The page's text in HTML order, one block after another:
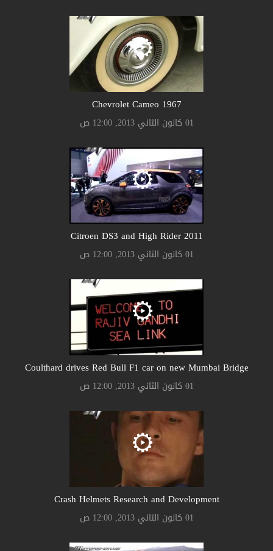
Chevrolet Cameo 1967
01 كانون الثاني 2013, 12:00 ص
Citroen DS3 and High Rider 2011
01 كانون الثاني 2013, 12:00 ص
Coulthard drives Red Bull F1 car on new Mumbai Bridge
01 كانون الثاني 2013, 12:00 ص
Crash Helmets Research and Development
01 كانون الثاني 2013, 12:00 ص